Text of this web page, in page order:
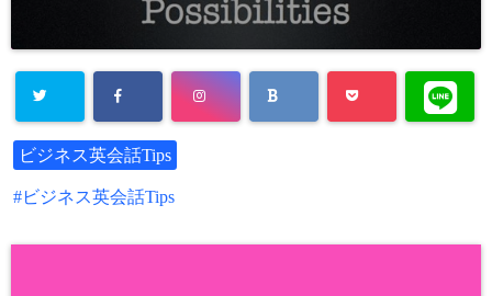
ビジネス英会話Tips
ビジネス英会話Tips